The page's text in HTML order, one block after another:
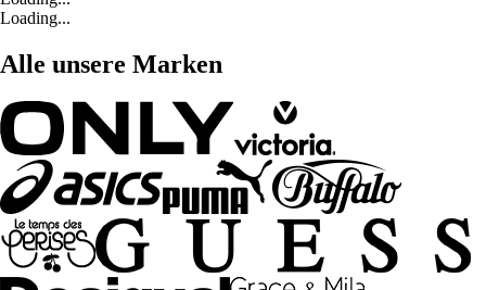
Loading...
Alle unsere Marken